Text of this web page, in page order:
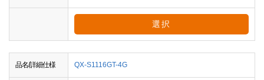
選択
品名/詳細仕様 QX-S1116GT-4G